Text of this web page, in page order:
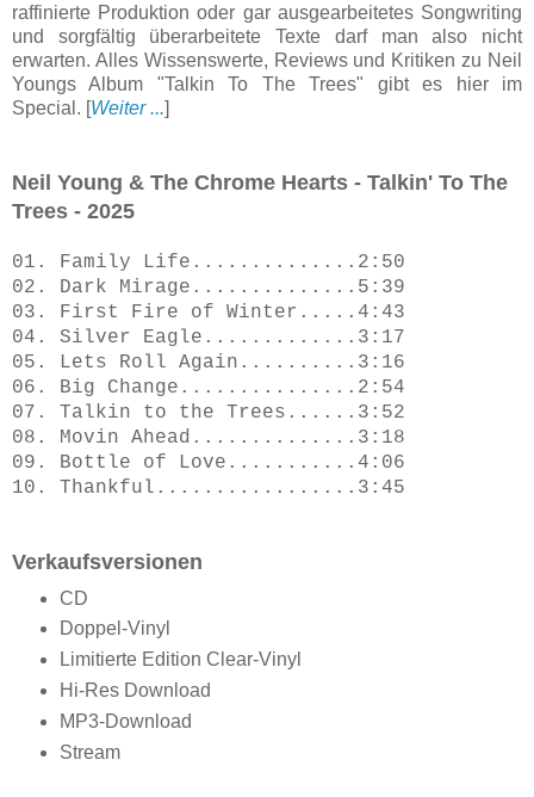
raffinierte Produktion oder gar ausgearbeitetes Songwriting
und sorgfältig überarbeitete Texte darf man also nicht
erwarten. Alles Wissenswerte, Reviews und Kritiken zu Neil
Youngs Album "Talkin To The Trees" gibt es hier im
Special. [Weiter ...]
Neil Young & The Chrome Hearts - Talkin' To The
Trees - 2025
01. Family Life..............2:50
02. Dark Mirage..............5:39
03. First Fire of Winter.....4:43
04. Silver Eagle.............3:17
05. Lets Roll Again..........3:16
06. Big Change...............2:54
07. Talkin to the Trees......3:52
08. Movin Ahead..............3:18
09. Bottle of Love...........4:06
10. Thankful.................3:45
Verkaufsversionen
CD
Doppel-Vinyl
Limitierte Edition Clear-Vinyl
Hi-Res Download
MP3-Download
Stream